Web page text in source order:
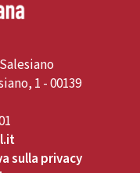
1 - 00139
sulla privacy